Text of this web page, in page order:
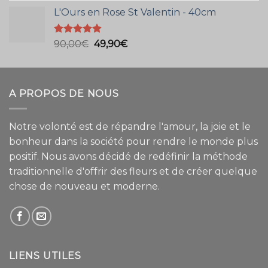
prix
initial
était :
70,00€.
prix
actuel
34,90€.
L'Ours en Rose St Valentin - 40cm
Note4.89
sur 5
90,00€ Le
initial
90,00€.
49,90€Le
actuel
A PROPOS DE NOUS
Notre volonté est de répandre l'amour, la joie et le
bonheur dans la société pour rendre le monde plus
positif. Nous avons décidé de redéfinir la méthode
traditionnelle d'offrir des fleurs et de créer quelque
chose de nouveau et moderne.
LIENS UTILES